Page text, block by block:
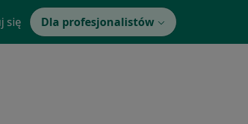
się Dla profesjonalistów